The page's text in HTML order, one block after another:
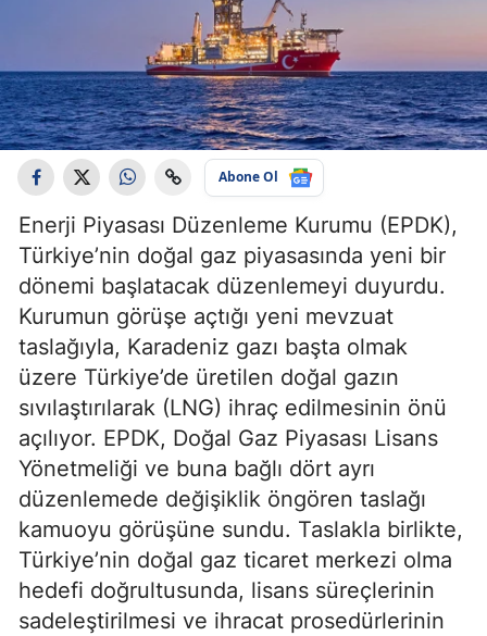
Abone Ol
Enerji Piyasası Düzenleme Kurumu (EPDK),
Türkiye’nin doğal gaz piyasasında yeni bir
dönemi başlatacak düzenlemeyi duyurdu.
Kurumun görüşe açtığı yeni mevzuat
taslağıyla, Karadeniz gazı başta olmak
üzere Türkiye’de üretilen doğal gazın
sıvılaştırılarak (LNG) ihraç edilmesinin önü
açılıyor. EPDK, Doğal Gaz Piyasası Lisans
Yönetmeliği ve buna bağlı dört ayrı
düzenlemede değişiklik öngören taslağı
kamuoyu görüşüne sundu. Taslakla birlikte,
Türkiye’nin doğal gaz ticaret merkezi olma
hedefi doğrultusunda, lisans süreçlerinin
sadeleştirilmesi ve ihracat prosedürlerinin